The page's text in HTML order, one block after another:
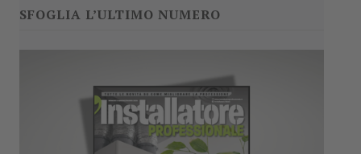
SFOGLIA L’ULTIMO NUMERO